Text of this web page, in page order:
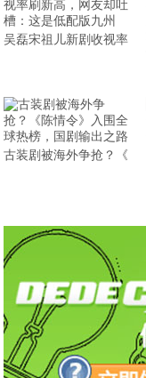
吴磊宋祖儿新剧收视率
古装剧被海外争抢？《